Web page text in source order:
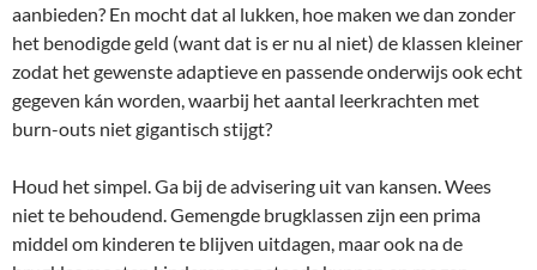
aanbieden? En mocht dat al lukken, hoe maken we dan zonder
het benodigde geld (want dat is er nu al niet) de klassen kleiner
zodat het gewenste adaptieve en passende onderwijs ook echt
gegeven kán worden, waarbij het aantal leerkrachten met
burn-outs niet gigantisch stijgt?
Houd het simpel. Ga bij de advisering uit van kansen. Wees
niet te behoudend. Gemengde brugklassen zijn een prima
middel om kinderen te blijven uitdagen, maar ook na de